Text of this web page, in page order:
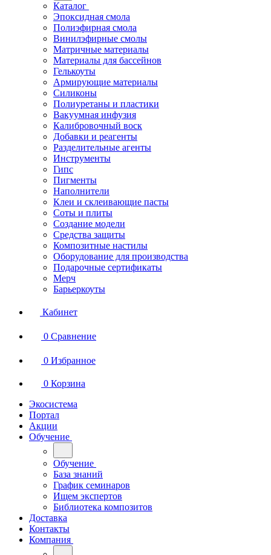
Каталог
Эпоксидная смола
Полиэфирная смола
Винилэфирные смолы
Матричные материалы
Материалы для бассейнов
Гелькоуты
Армирующие материалы
Силиконы
Полиуретаны и пластики
Вакуумная инфузия
Калибровочный воск
Добавки и реагенты
Разделительные агенты
Инструменты
Гипс
Пигменты
Наполнители
Клеи и склеивающие пасты
Соты и плиты
Создание модели
Средства защиты
Композитные настилы
Оборудование для производства
Подарочные сертификаты
Мерч
Барьеркоуты
Кабинет
0 Сравнение
0 Избранное
0 Корзина
Экосистема
Портал
Акции
Обучение
Обучение
База знаний
График семинаров
Ищем экспертов
Библиотека композитов
Доставка
Контакты
Компания